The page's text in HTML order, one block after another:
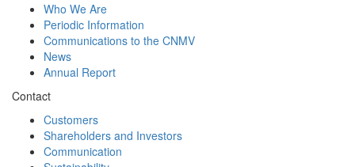
Who We Are
Periodic Information
Communications to the CNMV
News
Annual Report
Contact
Customers
Shareholders and Investors
Communication